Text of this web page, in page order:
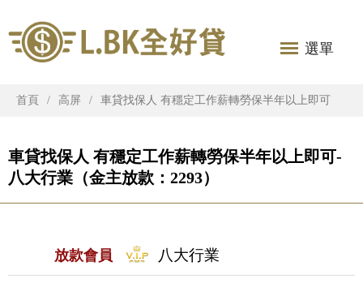
選單
首頁 高屏 車貸找保人 有穩定工作薪轉勞保半年以上即可
車貸找保人 有穩定工作薪轉勞保半年以上即可-
八大行業（金主放款：2293）
放款會員 八大行業